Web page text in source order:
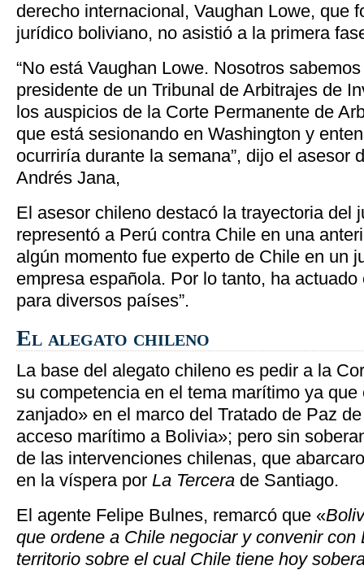
derecho internacional, Vaughan Lowe, que
jurídico boliviano, no asistió a la primera
“No está Vaughan Lowe. Nosotros
presidente de un Tribunal de Arbitrajes de
los auspicios de la Corte Permanente de
que está sesionando en Washington y
ocurriría durante la semana”, dijo el asesor
Andrés Jana,
El asesor chileno destacó la trayectoria del
representó a Perú contra Chile en una
algún momento fue experto de Chile en un
empresa española. Por lo tanto, ha
para diversos países”.
El alegato chileno
La base del alegato chileno es pedir a la
su competencia en el tema marítimo ya que
zanjado» en el marco del Tratado de Paz
acceso marítimo a Bolivia»; pero sin
de las intervenciones chilenas, que
en la víspera por La Tercera de Santiago.
El agente Felipe Bulnes, remarcó que «
que ordene a Chile negociar y convenir con
territorio sobre el cual Chile tiene hoy